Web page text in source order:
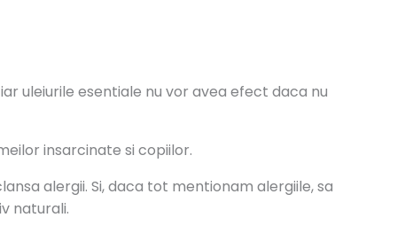
uleiurile esentiale nu vor avea efect daca nu
insarcinate si copiilor.
alergii. Si, daca tot mentionam alergiile, sa
naturali.